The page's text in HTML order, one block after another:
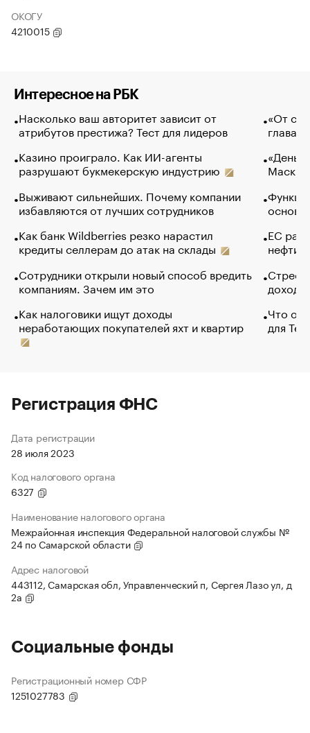
ОКОГУ
4210015
Интересное на РБК
Насколько ваш авторитет зависит от
атрибутов престижа? Тест для лидеров
Казино проиграло. Как ИИ-агенты
разрушают букмекерскую индустрию
Выживают сильнейших. Почему компании
избавляются от лучших сотрудников
Как банк Wildberries резко нарастил
кредиты селлерам до атак на склады
Сотрудники открыли новый способ вредить
компаниям. Зачем им это
Как налоговики ищут доходы
неработающих покупателей яхт и квартир
«От
глава
Маск в
основ
ЕС
нефти
Что
для
Регистрация ФНС
Дата регистрации
28 июля 2023
Код налогового органа
6327
Наименование налогового органа
Межрайонная инспекция Федеральной налоговой службы №
24 по Самарской области
Адрес налоговой
443112, Самарская обл, Управленческий п, Сергея Лазо ул, д
2а
Социальные фонды
Регистрационный номер СФР
1251027783